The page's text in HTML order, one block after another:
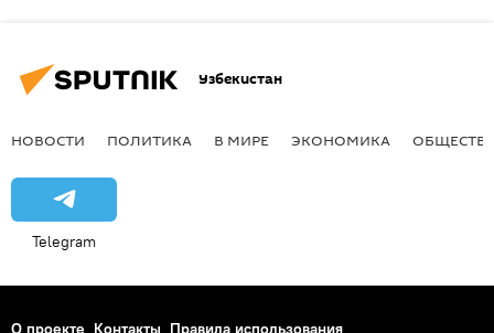
Узбекистан
НОВОСТИ ПОЛИТИКА В МИРЕ ЭКОНОМИКА
Telegram
О проекте Контакты Правила использования